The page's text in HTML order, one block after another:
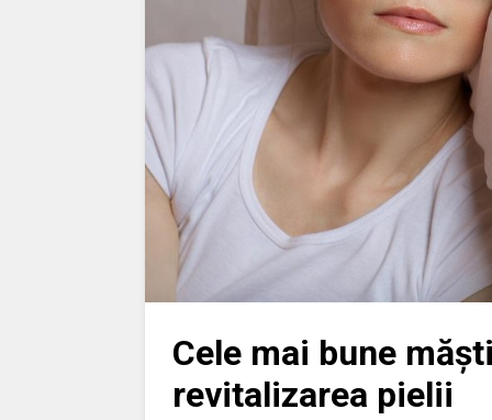
Cele mai bune
revitalizarea pielii